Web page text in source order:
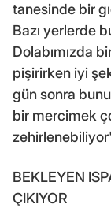
tanesinde bir
Bazı yerlerde
Dolabımızda
pişirirken iyi
gün sonra
bir mercimek
BEKLEYEN
ÇIKIYOR